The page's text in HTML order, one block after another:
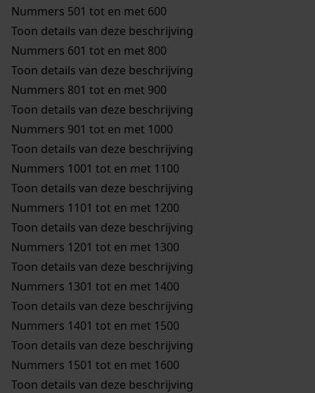
Nummers 501 tot en met 600
Toon details van deze beschrijving
Nummers 601 tot en met 800
Toon details van deze beschrijving
Nummers 801 tot en met 900
Toon details van deze beschrijving
Nummers 901 tot en met 1000
Toon details van deze beschrijving
Nummers 1001 tot en met 1100
Toon details van deze beschrijving
Nummers 1101 tot en met 1200
Toon details van deze beschrijving
Nummers 1201 tot en met 1300
Toon details van deze beschrijving
Nummers 1301 tot en met 1400
Toon details van deze beschrijving
Nummers 1401 tot en met 1500
Toon details van deze beschrijving
Nummers 1501 tot en met 1600
Toon details van deze beschrijving